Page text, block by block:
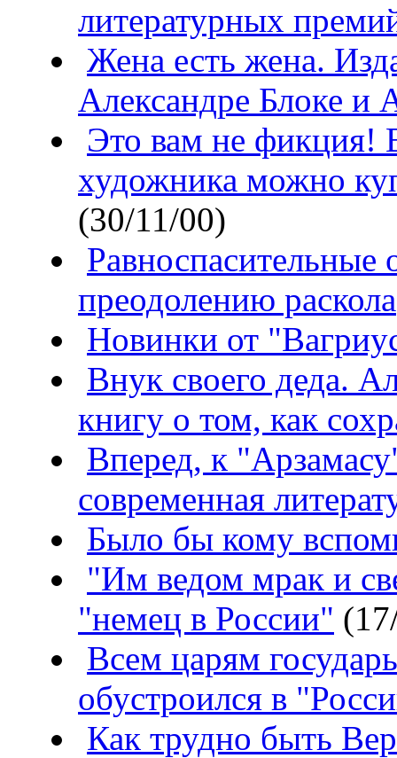
литературных
Жена есть жена.
Александре Блоке и
Это вам не фикция!
художника можно
(30/11/00)
Равноспасительные
преодолению раскола
Новинки от
Внук своего деда.
книгу о том, как
Вперед, к
современная
Было бы кому
"Им ведом мрак и
"немец в России"
Всем царям
обустроился в
Как трудно быть